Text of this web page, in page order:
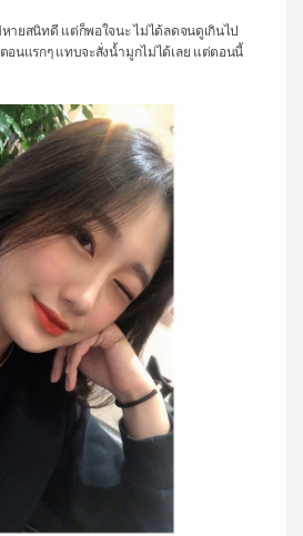
ายสนิทดี แต่ก็พอใจนะ ไม่ได้ลดจนดูเกินไป
อนแรกๆ แทบจะสั่งน้ำมูกไม่ได้เลย แต่ตอนนี้